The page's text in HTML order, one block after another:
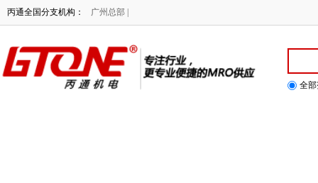
丙通全国分支机构： 广州总部 |
注行业，提供更专业便捷的MRO供应！
全